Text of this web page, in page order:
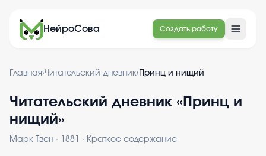
НейроСова Создать работу
Главная›Читательский дневник› Принц и нищий
Читательский дневник « Принц и
нищий»
Марк Твен · 1881 · Краткое содержание